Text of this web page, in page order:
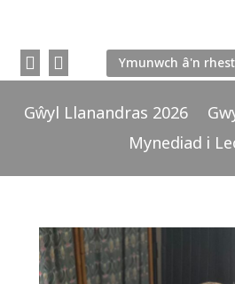
  Ymunwch â'n
Gŵyl Llanandras 2026
Mynediad i